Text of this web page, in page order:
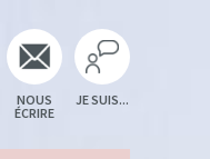
NOUS
ÉCRIRE
JE SUIS...